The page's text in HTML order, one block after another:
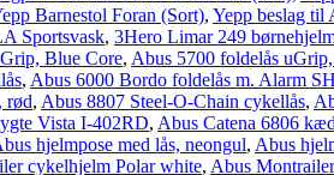
Barnestol Foran (Sort), Yepp beslag til
Sportsvask, 3Hero Limar 249
Blue Core, Abus 5700 foldelås
, Abus 6000 Bordo foldelås m. Alarm
rød, Abus 8807 Steel-O-Chain cykellås,
Vista I-402RD, Abus Catena 6806
hjelmpose med lås, neongul, Abus
cykelhjelm Polar white, Abus